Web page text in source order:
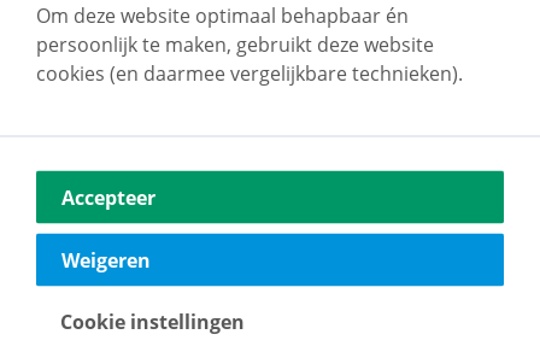
Vestdijk 180
5611 CZ Eindhoven
040-2696949
Om deze website optimaal behapbaar én
persoonlijk te maken, gebruikt deze website
cookies (en daarmee vergelijkbare technieken).
Accepteer
Weigeren
Cookie instellingen